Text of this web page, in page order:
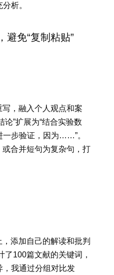
析。
避免“复制粘贴”
，融入个人观点和案
论”扩展为“结合实验数
一步验证，因为……”。
合并短句为复杂句，打
添加自己的解读和批判
了100篇文献的关键词，
，我通过分组对比发